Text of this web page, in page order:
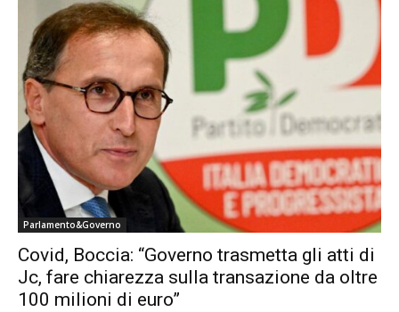
Parlamento&Governo
Covid, Boccia: “Governo trasmetta gli atti di
Jc, fare chiarezza sulla transazione da oltre
100 milioni di euro”